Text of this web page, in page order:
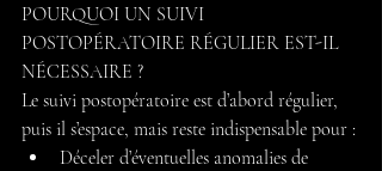
POURQUOI UN SUIVI
POSTOPÉRATOIRE RÉGULIER EST-IL
NÉCESSAIRE ?
Le suivi postopératoire est d’abord régulier,
puis il s’espace, mais reste indispensable pour :
Déceler d’éventuelles anomalies de